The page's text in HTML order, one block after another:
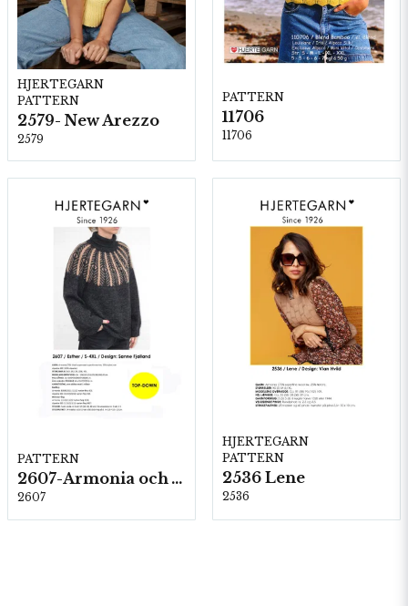
HJERTEGARN
PATTERN
2579- New Arezzo
2579
PATTERN
11706
11706
PATTERN
2607-Armonia och Alpaca 400
2607
HJERTEGARN
PATTERN
2536 Lene
2536